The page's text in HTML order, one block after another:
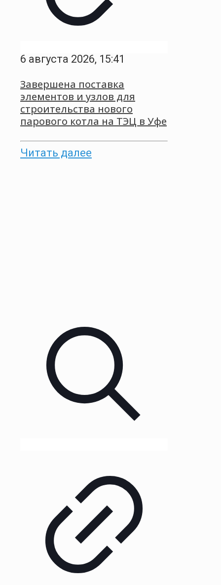
6 августа 2026, 15:41
Завершена поставка
элементов и узлов для
строительства нового
парового котла на ТЭЦ в Уфе
Читать далее